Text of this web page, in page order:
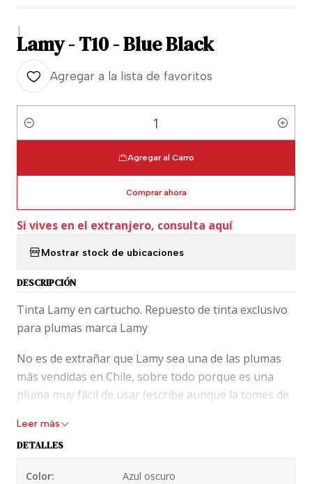
|
Lamy - T10 - Blue Black
Agregar a la lista de favoritos
Cantidad
Agregar al Carro
Comprar ahora
Si vives en el extranjero, consulta aquí
Mostrar stock de ubicaciones
DESCRIPCIÓN
Tinta Lamy en cartucho. Repuesto de tinta exclusivo
para plumas marca Lamy
No es de extrañar que Lamy sea una de las plumas
más vendidas en Chile, sobre todo porque es una
pluma muy fácil de usar (escribe aunque la tomes de
colores nos encantan a todos y todas. Eso no se
puede negar.
Pero uno de los grandes dilemas es que solo
Leer más
DETALLES
Color: Azul oscuro